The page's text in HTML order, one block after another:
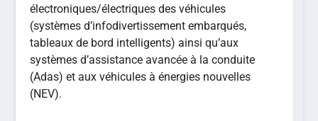
électroniques/électriques des véhicules
(systèmes d’infodivertissement embarqués,
tableaux de bord intelligents) ainsi qu’aux
systèmes d’assistance avancée à la conduite
(Adas) et aux véhicules à énergies nouvelles
(NEV).